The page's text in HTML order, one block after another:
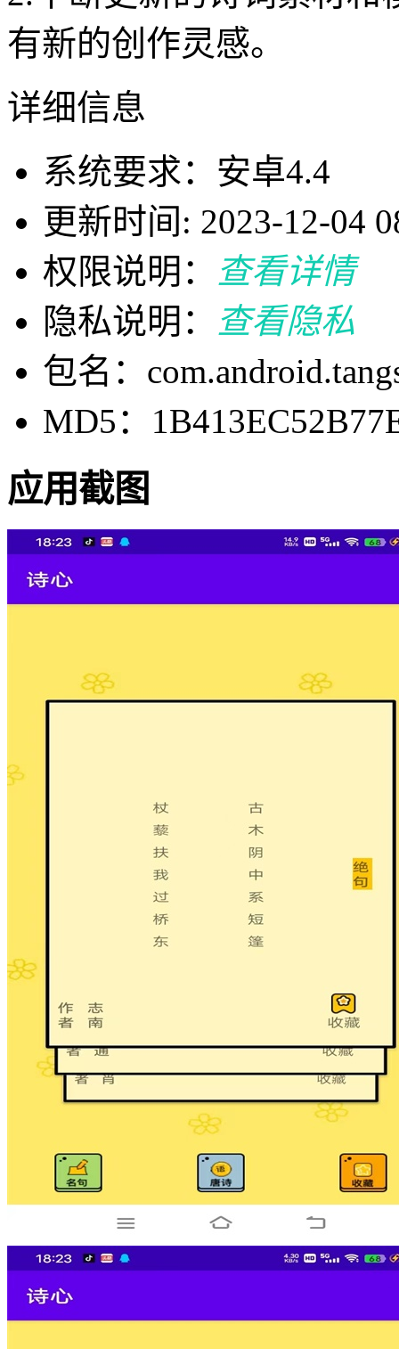
有新的创作灵感。
详细信息
系统要求：安卓4.4
更新时间: 2023-12-04
权限说明：
查看详情
隐私说明：
查看隐私
包名：
MD5：
应用截图